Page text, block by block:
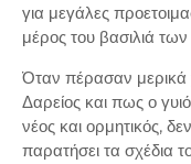
για μεγάλες
μέρος του βασιλιά
Όταν πέρασαν μερικά
Δαρείος και πως ο
νέος και ορμητικός,
παρατήσει τα σχέδια